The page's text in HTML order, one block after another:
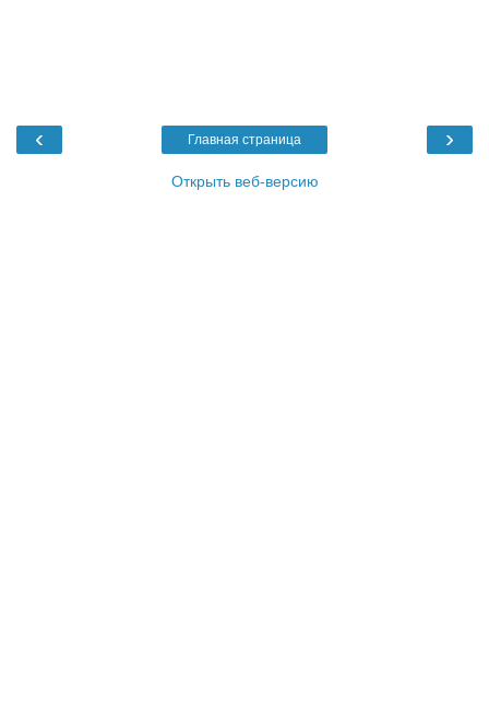
‹ ›
Главная страница
Открыть веб-версию